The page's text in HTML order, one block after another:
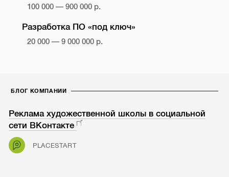
100 000 — 900 000 р.
Разработка ПО «под ключ»
20 000 — 9 000 000 р.
БЛОГ КОМПАНИИ
Реклама художественной школы в социальной
сети ВКонтакте
PLACESTART